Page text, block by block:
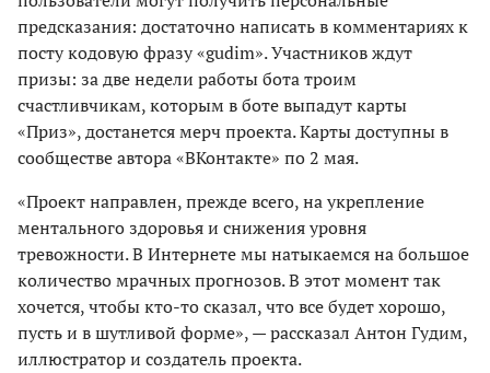
предсказания: достаточно написать в комментариях к
посту кодовую фразу «gudim». Участников ждут
призы: за две недели работы бота троим
счастливчикам, которым в боте выпадут карты
«Приз», достанется мерч проекта. Карты доступны в
сообществе автора «ВКонтакте» по 2 мая.
«Проект направлен, прежде всего, на укрепление
ментального здоровья и снижения уровня
тревожности. В Интернете мы натыкаемся на большое
количество мрачных прогнозов. В этот момент так
хочется, чтобы кто-то сказал, что все будет хорошо,
пусть и в шутливой форме», — рассказал Антон Гудим,
иллюстратор и создатель проекта.